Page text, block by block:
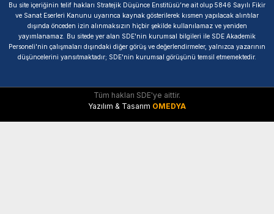
Bu site içeriğinin telif hakları Stratejik Düşünce Enstitüsü’ne ait olup 5846 Sayılı Fikir
ve Sanat Eserleri Kanunu uyarınca kaynak gösterilerek kısmen yapılacak alıntılar
dışında önceden izin alınmaksızın hiçbir şekilde kullanılamaz ve yeniden
yayımlanamaz. Bu sitede yer alan SDE'nin kurumsal bilgileri ile SDE Akademik
Personeli'nin çalışmaları dışındaki diğer görüş ve değerlendirmeler, yalnızca yazarının
düşüncelerini yansıtmaktadır; SDE'nin kurumsal görüşünü temsil etmemektedir.
Tüm hakları SDE'ye aittir.
Yazılım & Tasarım OMEDYA